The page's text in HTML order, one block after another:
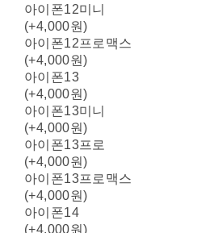
아이폰12미니
(+4,000원)
아이폰12프로맥스
(+4,000원)
아이폰13
(+4,000원)
아이폰13미니
(+4,000원)
아이폰13프로
(+4,000원)
아이폰13프로맥스
(+4,000원)
아이폰14
(+4,000원)